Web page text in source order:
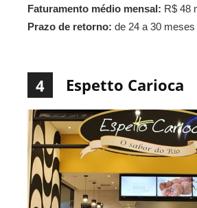
Faturamento médio mensal: R$ 48
Prazo de retorno: de 24 a 30 meses
4 Espetto Carioca